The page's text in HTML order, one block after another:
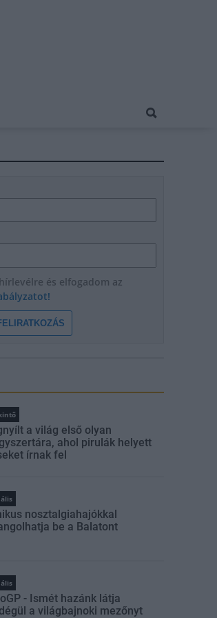
és elfogadom az
a világ első olyan
ahol pirulák helyett
írnak fel
nosztalgiahajókkal
be a Balatont
- Ismét hazánk látja
a világbajnoki mezőnyt